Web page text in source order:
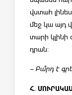
վստահ
մեջ կա այդ
տարի կլինի
դրան:
– Բա՞րդ է
Հ.